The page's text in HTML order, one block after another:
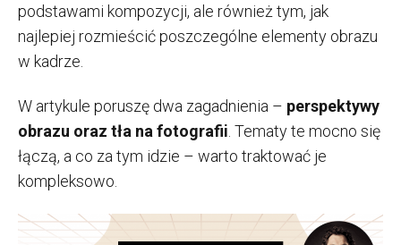
podstawami kompozycji, ale również tym, jak
najlepiej rozmieścić poszczególne elementy obrazu
w kadrze.
W artykule poruszę dwa zagadnienia – perspektywy
obrazu oraz tła na fotografii . Tematy te mocno się
łączą, a co za tym idzie – warto traktować je
kompleksowo.